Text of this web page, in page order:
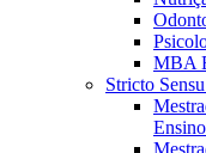
MBA
Stricto